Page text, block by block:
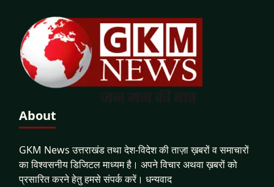
About
GKM News उत्तराखंड तथा देश-विदेश की ताज़ा ख़बरों व समाचारों
का विश्वसनीय डिजिटल माध्यम है। अपने विचार अथवा ख़बरों को
प्रसारित करने हेतु हमसे संपर्क करें। धन्यवाद